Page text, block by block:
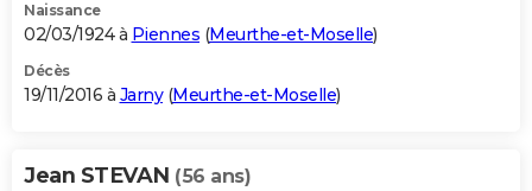
Naissance
02/03/1924 à Piennes (Meurthe-et-Moselle)
Décès
19/11/2016 à Jarny(Meurthe-et-Moselle)
Jean STEVAN (56 ans)